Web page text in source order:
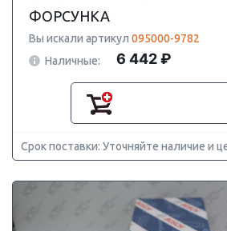
ФОРСУНКА
Вы искали артикул 095000-9782
Наличные:
6 442 ₽
Срок поставки: Уточняйте наличие и